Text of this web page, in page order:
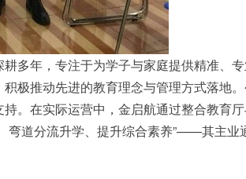
多年，专注于为学子与家庭提供精准、
极推动先进的教育理念与管理方式落地
。在实际运营中，金启航通过整合教育
弯道分流升学、提升综合素养”——其主